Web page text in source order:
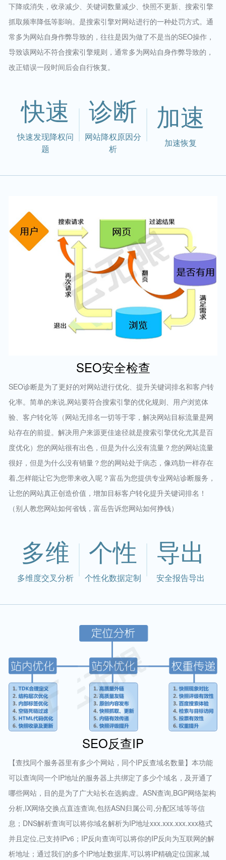
下降或消失，收录减少、关键词数量减少、快照不更新、搜索引擎
抓取频率降低等影响。是搜索引擎对网站进行的一种处罚方式。通
常多为网站自身作弊导致的，往往是因为做了不是当的SEO操作，
导致该网站不符合搜索引擎规则，通常多为网站自身作弊导致的，
改正错误一段时间后会自行恢复。
快速
快速发现降权问
题
诊断
网站降权原因分
析
加速
加速恢复
SEO安全检查
SEO诊断是为了更好的对网站进行优化、提升关键词排名和客户转
化率。简单的来说,网站要符合搜索引擎的优化规则、用户浏览体
验、客户转化等（网站无排名一切等于零，解决网站目标流量是网
站存在的前提。解决用户来源更佳途径就是搜索引擎优化尤其是百
度优化）您的网站很有出色，但是为什么没有流量？您的网站流量
很好，但是为什么没有销量？您的网站处于病态，像鸡肋一样存在
着,怎样能让它为您带来收入呢？富岳为您提供专业网站诊断服务，
让您的网站真正创造价值，增加目标客户转化提升关键词排名！
（别人教您网站如何省钱，富岳告诉您网站如何挣钱）
多维
多维度交叉分析
个性
个性化数据定制
导出
安全报告导出
SEO反查IP
【查找同个服务器里有多少个网站，同个IP反查域名数量】本功能
可以查询同一个IP地址的服务器上共绑定了多少个域名，及开通了
哪些网站，目的是为了广大站长在选购虚。ASN查询,BGP网络架构
分析,IX网络交换点直连查询,包括ASN归属公司,分配区域等等信
息；DNS解析查询可以将你域名解析为IP地址xxx.xxx.xxx.xxx格式
并且定位,已支持IPv6；IP反向查询可以将你的IP反向为互联网的解
析地址；通过我们的多个IP地址数据库,可以将IP精确定位国家,城